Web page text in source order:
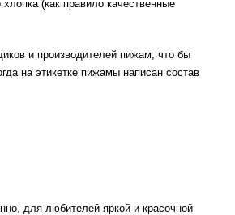
(как правило качественные
и производителей пижам, что бы
на этикетке пижамы написан состав
для любителей яркой и красочной